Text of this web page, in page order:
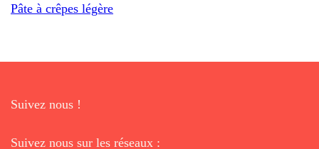
Pâte à crêpes légère
Suivez nous !
Suivez nous sur les réseaux :